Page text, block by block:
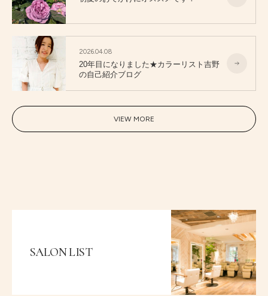
2026.04.08
20年目になりました★カラーリスト吉野
の自己紹介ブログ
VIEW MORE
SALON LIST